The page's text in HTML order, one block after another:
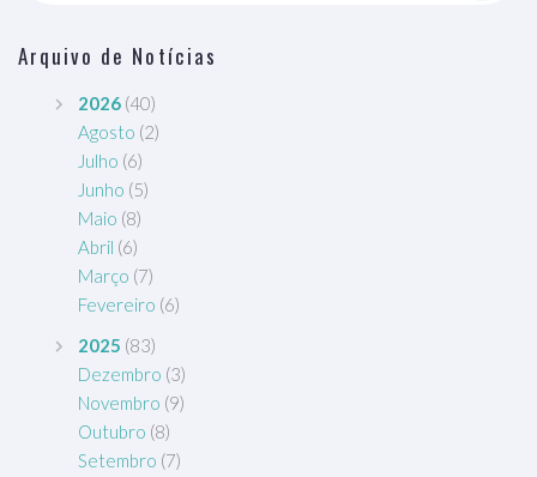
Arquivo de Notícias
2026 (40)
Agosto (2)
Julho (6)
Junho (5)
Maio (8)
Abril (6)
Março (7)
Fevereiro (6)
2025 (83)
Dezembro (3)
Novembro (9)
Outubro (8)
Setembro (7)